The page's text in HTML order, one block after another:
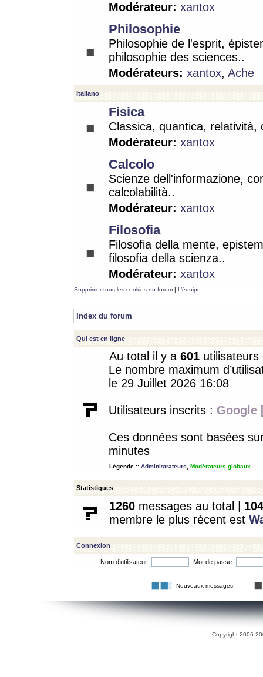
Modérateur: xantox
Philosophie
Philosophie de l'esprit,
philosophie des sciences..
Modérateurs: xantox, Ache
Italiano
Fisica
Classica, quantica, relatività,
Modérateur: xantox
Calcolo
Scienze dell'informazione,
calcolabilità..
Modérateur: xantox
Filosofia
Filosofia della mente,
filosofia della scienza..
Modérateur: xantox
Supprimer tous les cookies du forum | L’équipe
Index du forum
Qui est en ligne
Au total il y a 601
Le nombre maximum
le 29 Juillet 2026 16:08
Utilisateurs inscrits : Google
Ces données sont basées
minutes
Légende :: Administrateurs Modérateurs globaux
Statistiques
1260 messages au total | 104
membre le plus récent est
Connexion
Nom d’utilisateur: Mot de passe:
Nouveaux messages
Copyright 2006-